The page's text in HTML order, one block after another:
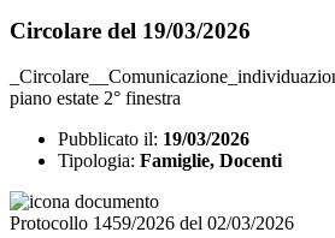
Circolare del 19/03/2026
piano estate 2° finestra
Pubblicato il: 19/03/2026
Tipologia: Famiglie, Docenti
Protocollo 1459/2026 del 02/03/2026